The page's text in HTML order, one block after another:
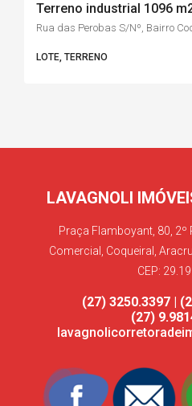
Rua das Perobas S/Nº, Bairro
LOTE, TERRENO
LAVAGNOLI
Praça Flamboyant, 80, 2º
Comercial, Coqueiral,
CEP:
(27) 3250.3397 |
(27)